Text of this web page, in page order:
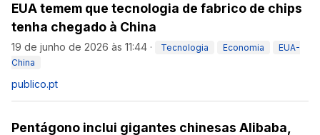
EUA temem que tecnologia de fabrico de chips
tenha chegado à China
19 de junho de 2026 às 11:44 · Tecnologia Economia
EUA-
China
publico.pt
Pentágono inclui gigantes chinesas Alibaba,